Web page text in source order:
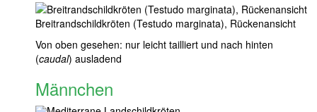
Breitrandschildkröten (Testudo marginata), Rückenansicht
Von oben gesehen: nur leicht tailliert und nach hinten
(caudal) ausladend
Männchen